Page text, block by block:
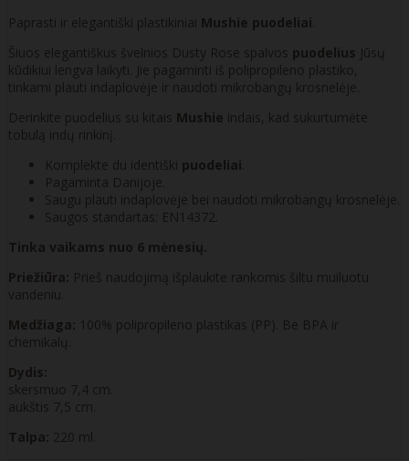
Paprasti ir elegantiški plastikiniai Mushie puodeliai
Šiuos elegantiškus švelnios Dusty Rose spalvos puodelius Jūsų
kūdikiui lengva laikyti. Jie pagaminti iš polipropileno plastiko,
tinkami plauti indaplovėje ir naudoti mikrobangų krosnelėje.
Derinkite puodelius su kitais Mushie indais, kad sukurtumėte
tobulą indų rinkinį.
Komplekte du identiški puodeliai
Pagaminta Danijoje.
Saugu plauti indaplovėje bei naudoti mikrobangų krosnelėje.
Saugos standartas: EN14372.
Tinka vaikams nuo 6 mėnesių.
Priežiūra: Prieš naudojimą išplaukite rankomis šiltu muiluotu
vandeniu.
Medžiaga: 100% polipropileno plastikas (PP). Be BPA ir
chemikalų.
Dydis:
skersmuo 7,4 cm.
aukštis 7,5 cm.
Talpa: 220 ml.